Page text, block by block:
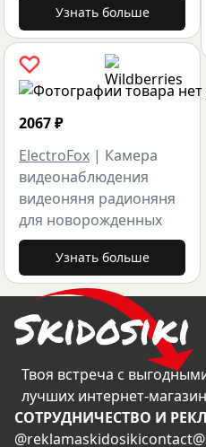
Узнать больше
2067₽
ElectroFox | Камера
видеонаблюдения
видеоняня радионяня
для новорожденных
Узнать больше
Твоя встреча с
лучших интернет-
CОТРУДНИЧЕСТВО И
@reklamaskidosiki